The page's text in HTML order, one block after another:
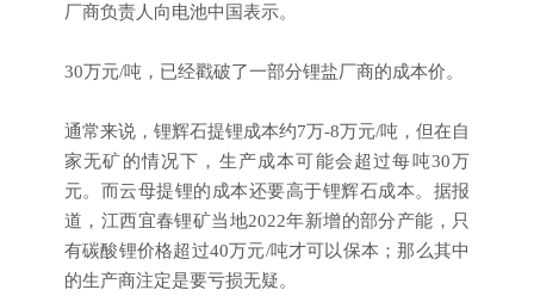
厂商负责人向电池中国表示。
30万元/吨，已经戳破了一部分锂盐厂商的成本价。
通常来说，锂辉石提锂成本约7万-8万元/吨，但在自
家无矿的情况下，生产成本可能会超过每吨30万
元。而云母提锂的成本还要高于锂辉石成本。据报
道，江西宜春锂矿当地2022年新增的部分产能，只
有碳酸锂价格超过40万元/吨才可以保本；那么其中
的生产商注定是要亏损无疑。